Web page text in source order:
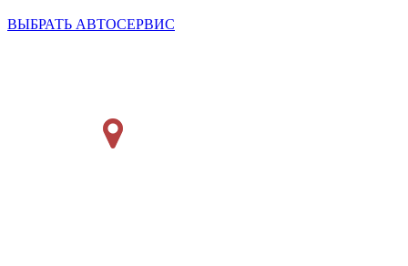
ВЫБРАТЬ АВТОСЕРВИС